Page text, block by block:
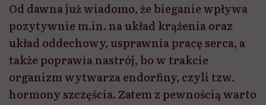
Od dawna już wiadomo, że bieganie wpływa
pozytywnie m.in. na układ krążenia oraz
układ oddechowy, usprawnia pracę serca, a
także poprawia nastrój, bo w trakcie
organizm wytwarza endorfiny, czyli tzw.
hormony szczęścia. Zatem z pewnością warto